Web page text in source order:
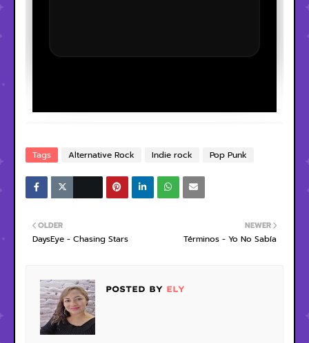
Tags Alternative Rock Indie rock Pop Punk
NEWER
Términos - Yo No Sabía
OLDER
DaysEye - Chasing Stars
POSTED BY ELY